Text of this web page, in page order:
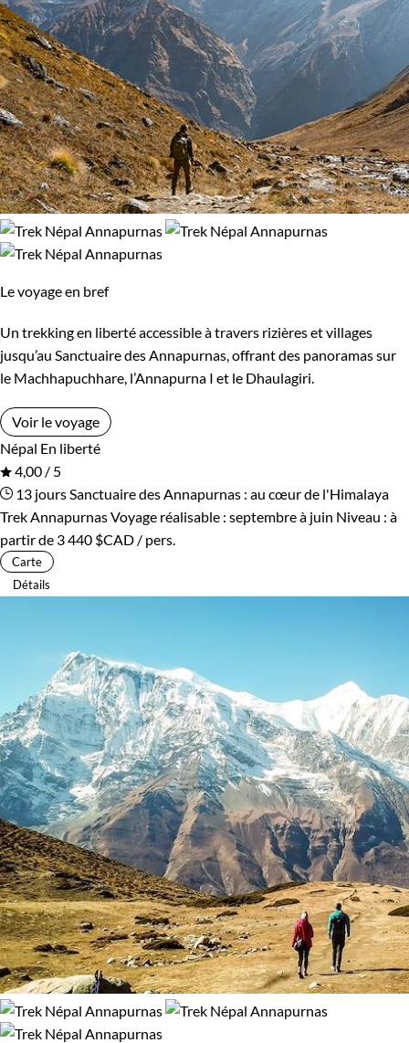
Le voyage en bref
Un trekking en liberté accessible à travers rizières et villages
jusqu’au Sanctuaire des Annapurnas, offrant des panoramas sur
le Machhapuchhare, l’Annapurna I et le Dhaulagiri.
Voir le voyage
Népal En liberté
4,00 / 5
13 jours Sanctuaire des Annapurnas : au cœur de l'Himalaya
Trek AnnapurnasVoyage réalisable : septembre à juin Niveau : à
partir de 3 440 $CAD / pers.
Carte
Détails